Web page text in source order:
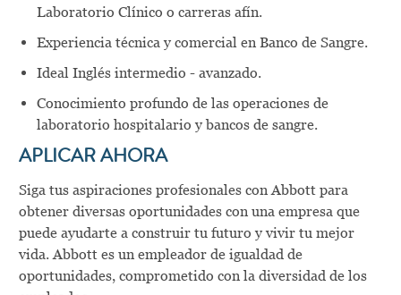
Laboratorio Clínico o carreras afín.
Experiencia técnica y comercial en Banco de Sangre.
Ideal Inglés intermedio - avanzado.
Conocimiento profundo de las operaciones de
laboratorio hospitalario y bancos de sangre.
APLICAR AHORA
Siga tus aspiraciones profesionales con Abbott para
obtener diversas oportunidades con una empresa que
puede ayudarte a construir tu futuro y vivir tu mejor
vida. Abbott es un empleador de igualdad de
oportunidades, comprometido con la diversidad de los